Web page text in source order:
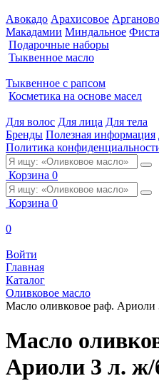
Авокадо Арахисовое
Макадамии Миндальное
Подарочные наборы
Тыквенное масло
Тыквенное с рапсом
Косметика на основе масел
Для волос Для лица Для тела
Бренды Полезная информация
Политика
Корзина 0
Корзина 0
0
Войти
Главная
Каталог
Оливковое масло
Масло оливковое раф. Ариоли
Масло
Ариоли 3 л. ж/